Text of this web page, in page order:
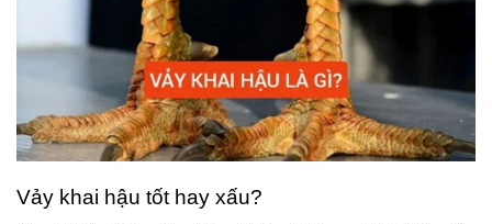
Vảy khai hậu tốt hay xấu?